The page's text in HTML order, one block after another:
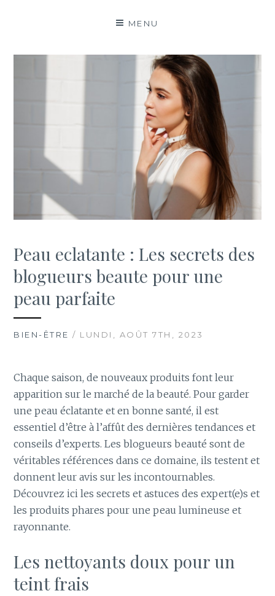
MENU
Peau eclatante : Les secrets des
blogueurs beaute pour une
peau parfaite
BIEN-ÊTRE / LUNDI, AOÛT 7TH, 2023
Chaque saison, de nouveaux produits font leur
apparition sur le marché de la beauté. Pour garder
une peau éclatante et en bonne santé, il est
essentiel d’être à l’affût des dernières tendances et
conseils d’experts. Les blogueurs beauté sont de
véritables références dans ce domaine, ils testent et
donnent leur avis sur les incontournables.
Découvrez ici les secrets et astuces des expert(e)s et
les produits phares pour une peau lumineuse et
rayonnante.
Les nettoyants doux pour un
teint frais